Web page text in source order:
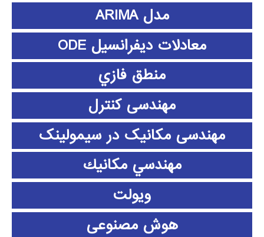
مدل ARIMA
معادلات دیفرانسیل ODE
منطق فازي
مهندسی کنترل
مهندسی مکانیک در سیمولینک
مهندسي مكانيك
ویولت
هوش مصنوعی